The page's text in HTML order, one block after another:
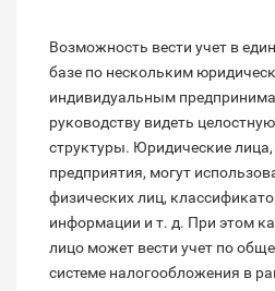
Возможность вести учет в
базе по нескольким
индивидуальным
руководству видеть
структуры. Юридические
предприятия, могут
физических лиц,
информации и т. д. При этом
лицо может вести учет по
системе налогообложения в